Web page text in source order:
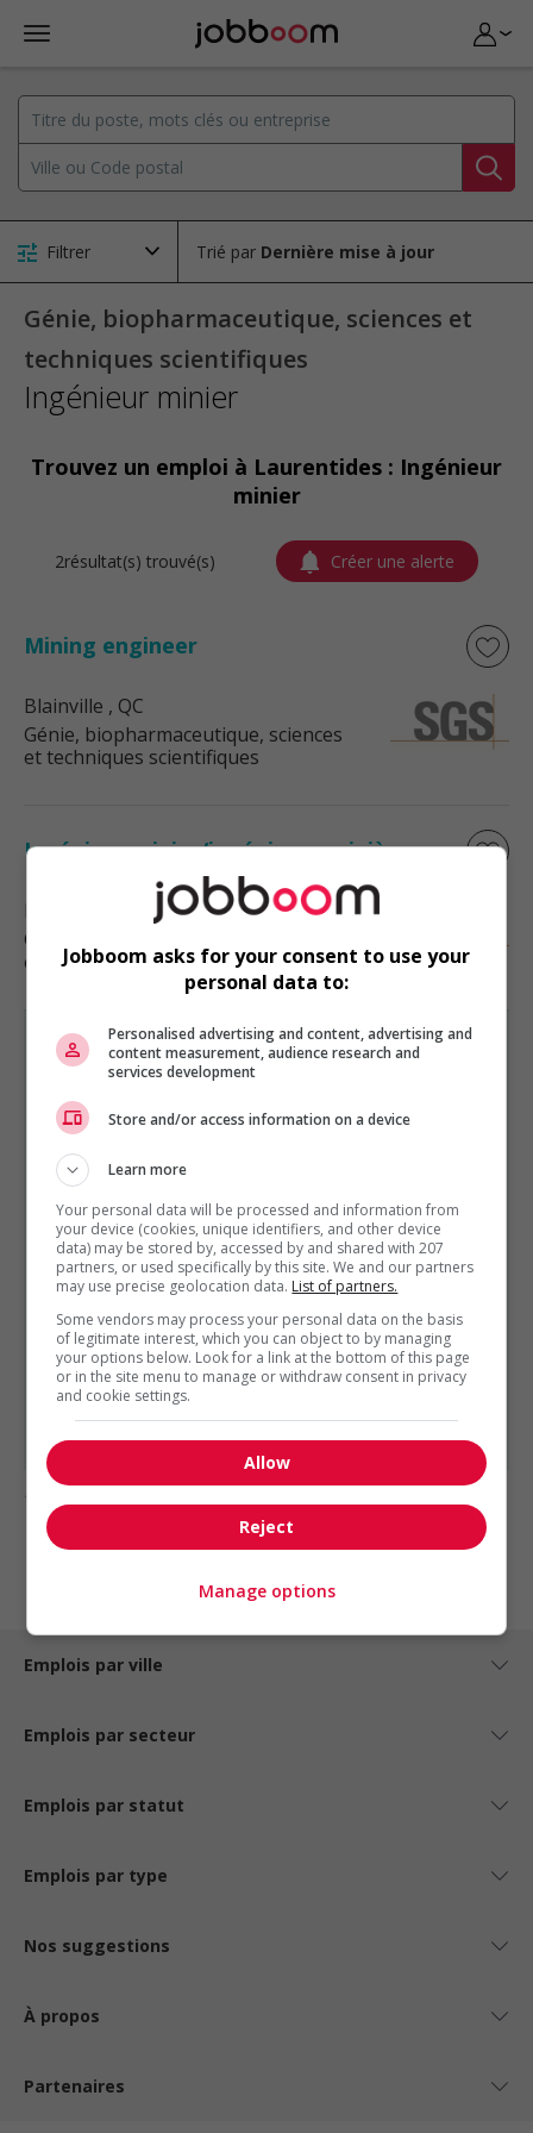
Filtrer Trié par
Génie, biopharmaceutique, sciences et
techniques scientifiques
Ingénieur minier
Trouvez un emploi à Laurentides : Ingénieur
minier
2résultat(s) trouvé(s) Créer une alerte
Mining engineer
Blainville , QC
Génie, biopharmaceutique, sciences
et techniques scientifiques
Ingénieur minier/ingénieure minière
Génie, biopharmaceutique, sciences
et techniques scientifiques
GÉNIE, BIOPHARMACEUTIQUE, SCIENCES ET TECHNIQUES
EST PRÉSENTÉ PAR
Services de Gestion Quantum Ltée
Québec
Autres offres de l'entreprise
Technicien(ne) en emballage de laboratoire /...
Inspecteur de certification m1/m2 / pièces et...
Technicien en ventilation / ventilation technician
Électrotechnicien(ne) – licence c - poste...
Concepteur mécanique / mechanical designer
Technicien en essais / test technician
1 - 2 de 2 résultats
1
Emplois par ville
Emplois par secteur
Emplois par statut
Emplois par type
Nos suggestions
À propos
Partenaires
Jobboom asks for your consent to use your
personal data to:
Personalised advertising and content, advertising and
content measurement, audience research and
services development
Store and/or access information on a device
Learn more
Your personal data will be processed and information from
your device (cookies, unique identifiers, and other device
data) may be stored by, accessed by and shared with 207
partners, or used specifically by this site. We and our partners
may use precise geolocation data. List of partners.
Some vendors may process your personal data on the basis
of legitimate interest, which you can object to by managing
your options below. Look for a link at the bottom of this page
or in the site menu to manage or withdraw consent in privacy
and cookie settings.
Allow
Reject
Manage options